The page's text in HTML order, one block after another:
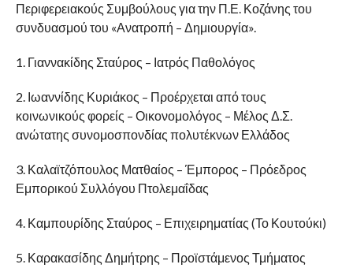
Περιφερειακούς Συμβούλους για την Π.Ε. Κοζάνης του
συνδυασμού του «Ανατροπή – Δημιουργία».
1. Γιαννακίδης Σταύρος – Ιατρός Παθολόγος
2. Ιωαννίδης Κυριάκος – Προέρχεται από τους
κοινωνικούς φορείς – Οικονομολόγος – Μέλος Δ.Σ.
ανώτατης συνομοσπονδίας πολυτέκνων Ελλάδος
3. Καλαϊτζόπουλος Ματθαίος – Έμπορος – Πρόεδρος
Εμπορικού Συλλόγου Πτολεμαΐδας
4. Καμπουρίδης Σταύρος – Επιχειρηματίας (Το Κουτούκι)
5. Καρακασίδης Δημήτρης – Προϊστάμενος Τμήματος